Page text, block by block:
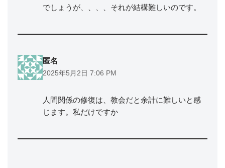
でしょうが、、、、それが結構難しいのです。
匿名
2025年5月2日 7:06 PM
人間関係の修復は、教会だと余計に難しいと感
じます。私だけですか